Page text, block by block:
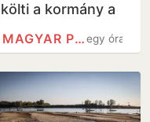
költi a kormány a
forintos uniósegy óra
MAGYAR PÉTER